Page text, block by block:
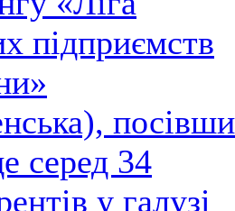
підприємств
посівши
серед 34
у галузі